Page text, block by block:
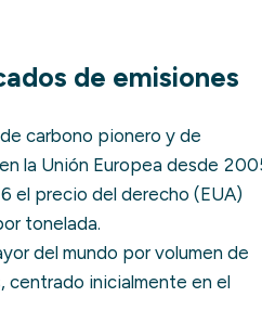
de emisiones
carbono pionero y de
la Unión Europea desde
el precio del derecho (EUA)
tonelada.
del mundo por volumen de
centrado inicialmente en el